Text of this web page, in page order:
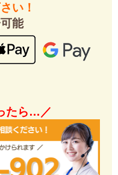
い！
能
たら…／